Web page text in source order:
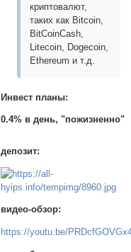
криптовалют,
таких как Bitcoin,
BitCoinCash,
Litecoin, Dogecoin,
Ethereum и т.д.
Инвест планы:
0.4% в день, "пожизненно"
депозит:
видео-обзор:
https://youtu.be/